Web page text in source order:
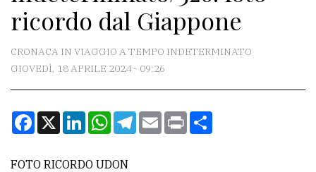
CONTATTI
La
redazione
Per
tua
ricordo dal Giappone
CRONACA IN VIAGGIO A TEMPO INDETERMINATO
GIOVEDÌ, 18 APRILE 2024 - 09:26
Facebook
X LinkedInWhatsApp
Telegram
EmailPrint
FOTO RICORDO UDON